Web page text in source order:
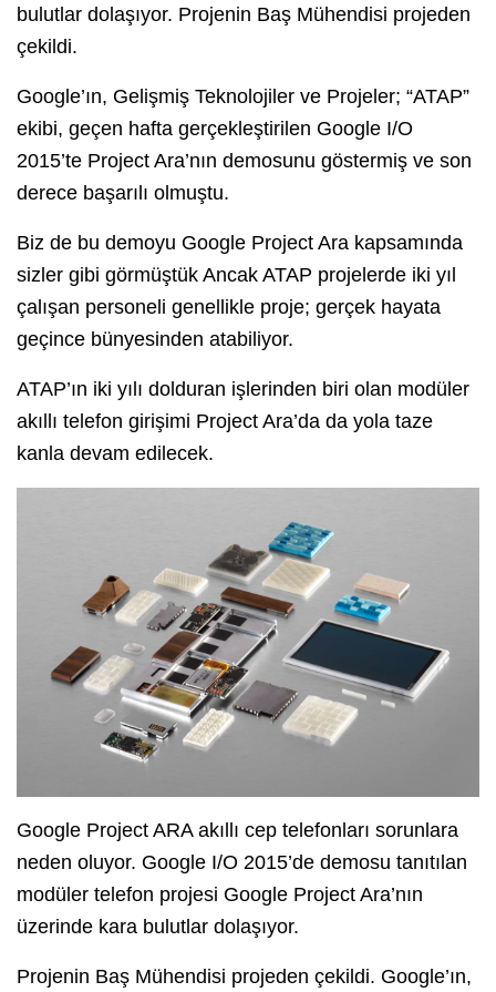
bulutlar dolaşıyor. Projenin Baş Mühendisi projeden
çekildi.
Google’ın, Gelişmiş Teknolojiler ve Projeler; “ATAP”
ekibi, geçen hafta gerçekleştirilen Google I/O
2015’te Project Ara’nın demosunu göstermiş ve son
derece başarılı olmuştu.
Biz de bu demoyu Google Project Ara kapsamında
sizler gibi görmüştük Ancak ATAP projelerde iki yıl
çalışan personeli genellikle proje; gerçek hayata
geçince bünyesinden atabiliyor.
ATAP’ın iki yılı dolduran işlerinden biri olan modüler
akıllı telefon girişimi Project Ara’da da yola taze
kanla devam edilecek.
Google Project ARA akıllı cep telefonları sorunlara
neden oluyor. Google I/O 2015’de demosu tanıtılan
modüler telefon projesi Google Project Ara’nın
üzerinde kara bulutlar dolaşıyor.
Projenin Baş Mühendisi projeden çekildi. Google’ın,